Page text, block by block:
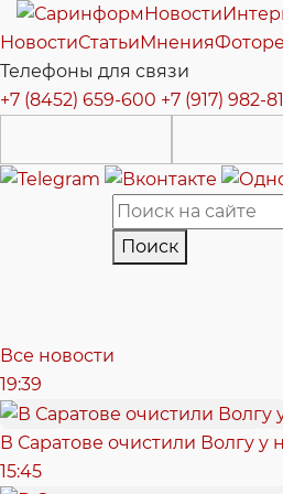
Новости
НовостиСтатьиМнения
Телефоны для связи
+7 (8452) 659-600 +7 (917) 982-
Поиск
Все новости
19:39
В Саратове очистили Волгу
15:45